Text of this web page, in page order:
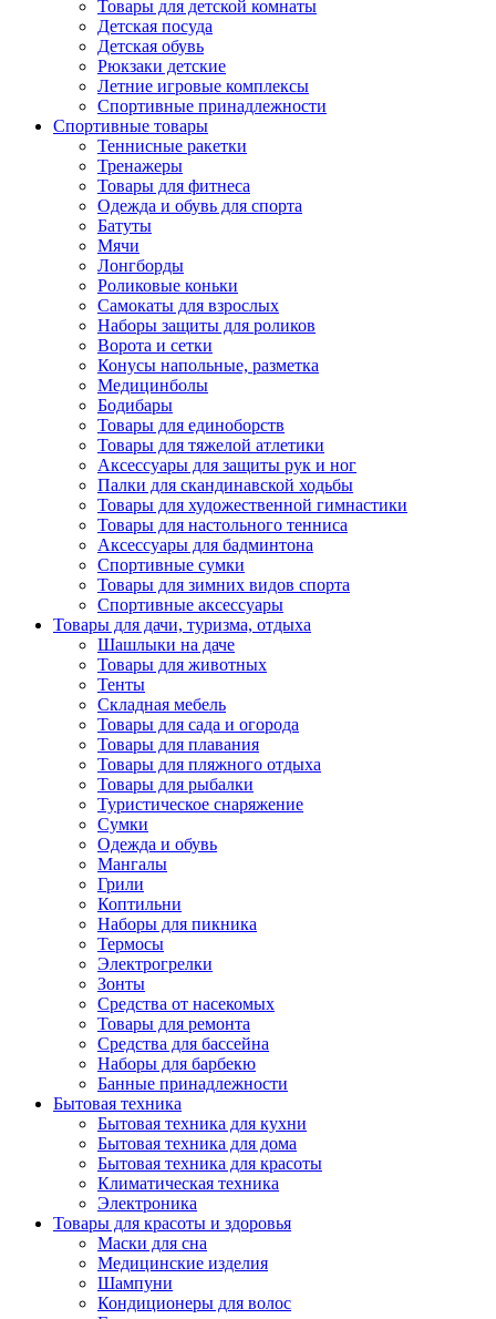
Товары для детской комнаты
Детская посуда
Детская обувь
Рюкзаки детские
Летние игровые комплексы
Спортивные принадлежности
Спортивные товары
Теннисные ракетки
Тренажеры
Товары для фитнеса
Одежда и обувь для спорта
Батуты
Мячи
Лонгборды
Роликовые коньки
Самокаты для взрослых
Наборы защиты для роликов
Ворота и сетки
Конусы напольные, разметка
Медицинболы
Бодибары
Товары для единоборств
Товары для тяжелой атлетики
Аксессуары для защиты рук и ног
Палки для скандинавской ходьбы
Товары для художественной гимнастики
Товары для настольного тенниса
Аксессуары для бадминтона
Спортивные сумки
Товары для зимних видов спорта
Спортивные аксессуары
Товары для дачи, туризма, отдыха
Шашлыки на даче
Товары для животных
Тенты
Складная мебель
Товары для сада и огорода
Товары для плавания
Товары для пляжного отдыха
Товары для рыбалки
Туристическое снаряжение
Сумки
Одежда и обувь
Мангалы
Грили
Коптильни
Наборы для пикника
Термосы
Электрогрелки
Зонты
Средства от насекомых
Товары для ремонта
Средства для бассейна
Наборы для барбекю
Банные принадлежности
Бытовая техника
Бытовая техника для кухни
Бытовая техника для дома
Бытовая техника для красоты
Климатическая техника
Электроника
Товары для красоты и здоровья
Маски для сна
Медицинские изделия
Шампуни
Кондиционеры для волос